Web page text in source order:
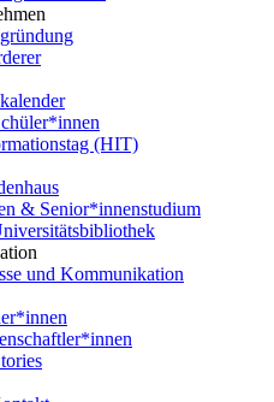
(HIT)
& Senior*innenstudium
und Kommunikation